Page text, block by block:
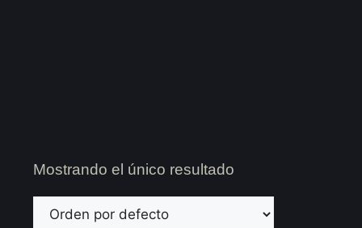
Mostrando el único resultado